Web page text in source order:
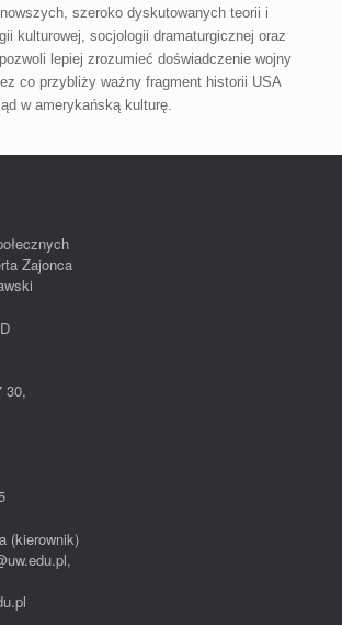
szeroko dyskutowanych teorii i
kulturowej, socjologii dramaturgicznej oraz
lepiej zrozumieć doświadczenie wojny
co przybliży ważny fragment historii USA
w amerykańską kulturę.
Zajonca
30,
(kierownik)